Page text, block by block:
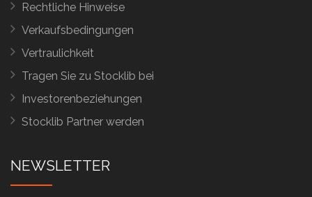
Rechtliche Hinweise
Verkaufsbedingungen
Vertraulichkeit
Tragen Sie zu Stocklib bei
Investorenbeziehungen
Stocklib Partner werden
NEWSLETTER